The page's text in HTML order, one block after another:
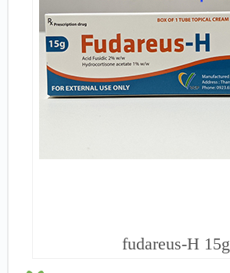
fudareus-H 15g